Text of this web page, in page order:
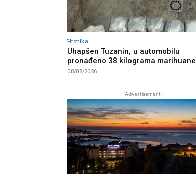
Hronika
Uhapšen Tuzanin, u automobilu
pronađeno 38 kilograma marihuane
08/08/2026
- Advertisement -